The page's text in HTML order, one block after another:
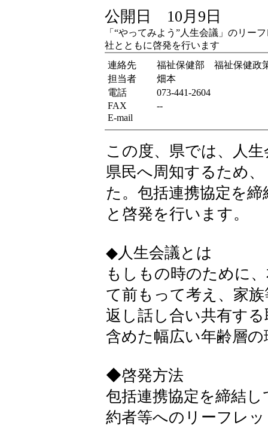
公開日 10月9日
「“やってみよう”人生会議」のリー
社とともに啓発を行います
連絡先
福祉保健部 福祉保健政
担当者
畑本
電話
073-441-2604
FAX
--
E-mail
この度、県では、人
県民へ周知するため
た。包括連携協定を
と啓発を行います。
◆人生会議とは
もしもの時のために
て前もって考え、家
返し話し合い共有す
含めた幅広い年齢層
◆啓発方法
包括連携協定を締結
約者等へのリーフレ